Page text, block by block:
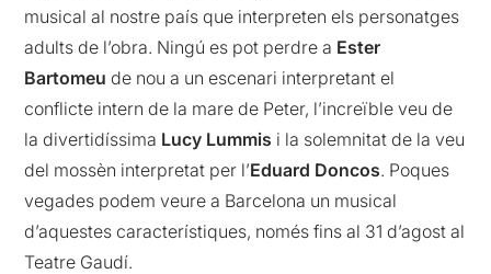
musical al nostre país que interpreten els personatges
adults de l’obra. Ningú es pot perdre a Ester
Bartomeu de nou a un escenari interpretant el
conflicte intern de la mare de Peter, l’increïble veu de
la divertidíssima Lucy Lummis i la solemnitat de la veu
del mossèn interpretat per l’Eduard Doncos. Poques
vegades podem veure a Barcelona un musical
d’aquestes característiques, només fins al 31 d’agost al
Teatre Gaudí.